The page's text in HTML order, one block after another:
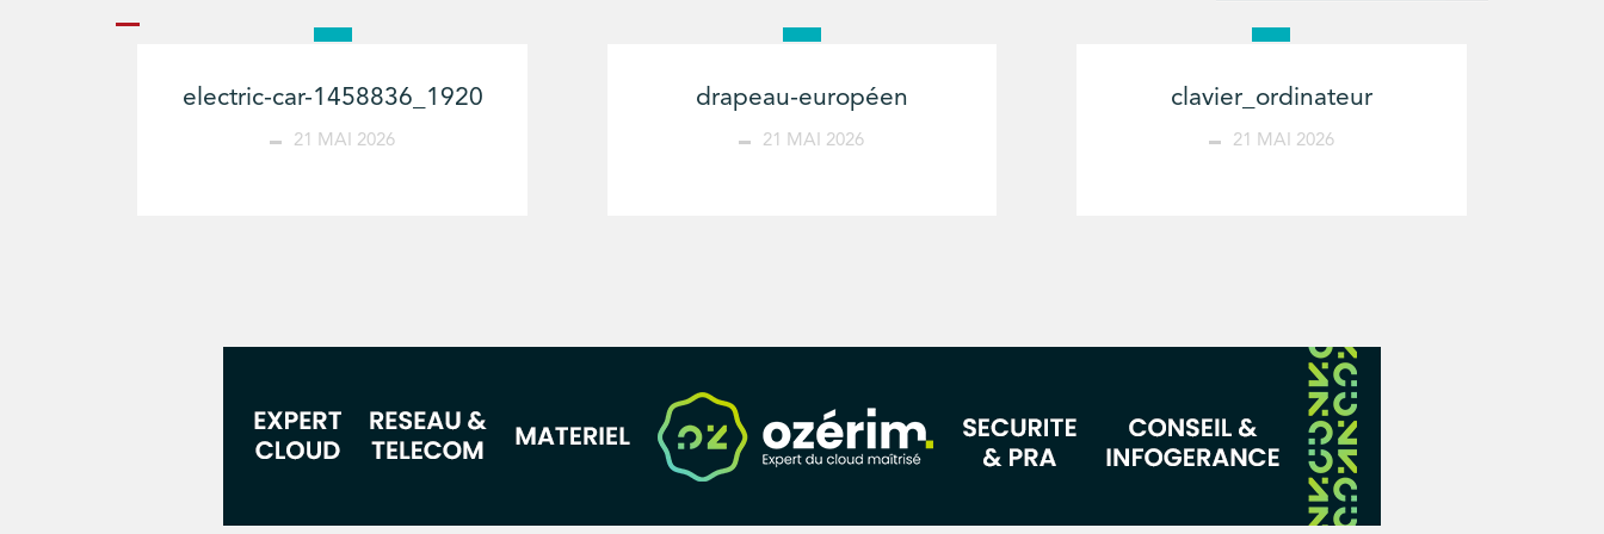
electric-car-1458836_1920
21 MAI 2026
drapeau-européen
21 MAI 2026
clavier_ordinateur
21 MAI 2026